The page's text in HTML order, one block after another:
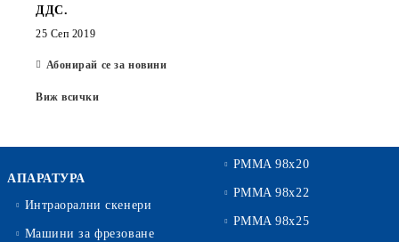
ДДС.
25 Сеп 2019
Абонирай се за новини
Виж всички
АПАРАТУРА
Интраорални скенери
Машини за фрезоване
PMMA 98x20
PMMA 98x22
PMMA 98x25